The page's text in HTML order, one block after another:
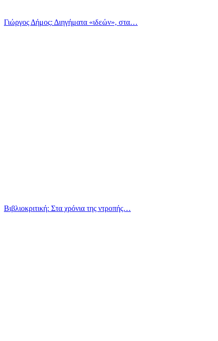
Γιώργος Δήμος: Διηγήματα «ιδεών», στα…
Βιβλιοκριτική: Στα χρόνια της ντροπής…